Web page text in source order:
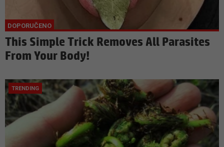
This Simple Trick Removes All Parasites
From Your Body!